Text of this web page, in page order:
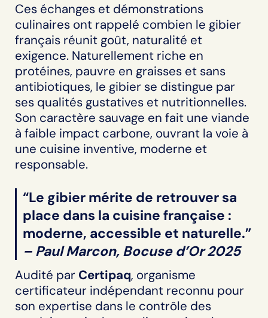
Ces échanges et démonstrations
culinaires ont rappelé combien le gibier
français réunit goût, naturalité et
exigence. Naturellement riche en
protéines, pauvre en graisses et sans
antibiotiques, le gibier se distingue par
ses qualités gustatives et nutritionnelles.
Son caractère sauvage en fait une viande
à faible impact carbone, ouvrant la voie à
une cuisine inventive, moderne et
responsable.
“Le gibier mérite de retrouver sa
place dans la cuisine française :
moderne, accessible et naturelle.”
– Paul Marcon, Bocuse d’Or 2025
Audité par Certipaq, organisme
certificateur indépendant reconnu pour
son expertise dans le contrôle des